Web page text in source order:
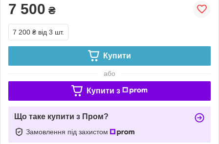
7 500 ₴
7 200 ₴ від 3 шт.
Купити
або
Купити з
Що таке купити з Пром?
Замовлення під захистом